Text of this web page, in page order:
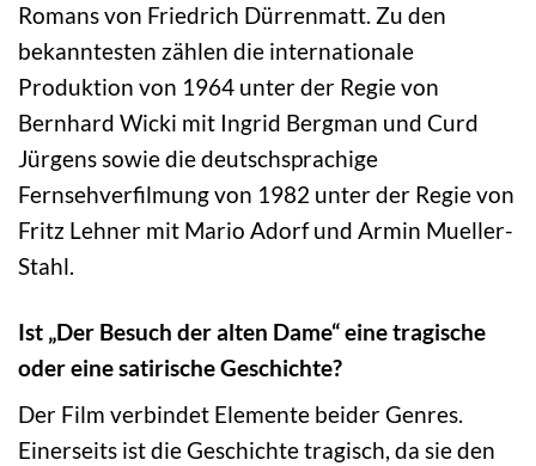
Romans von Friedrich Dürrenmatt. Zu den
bekanntesten zählen die internationale
Produktion von 1964 unter der Regie von
Bernhard Wicki mit Ingrid Bergman und Curd
Jürgens sowie die deutschsprachige
Fernsehverfilmung von 1982 unter der Regie von
Fritz Lehner mit Mario Adorf und Armin Mueller-
Stahl.
Ist „Der Besuch der alten Dame“ eine tragische
oder eine satirische Geschichte?
Der Film verbindet Elemente beider Genres.
Einerseits ist die Geschichte tragisch, da sie den